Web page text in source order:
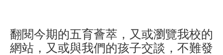
翻閱今期的五育薈萃，又或瀏覽我校的
網站，又或與我們的孩子交談，不難發